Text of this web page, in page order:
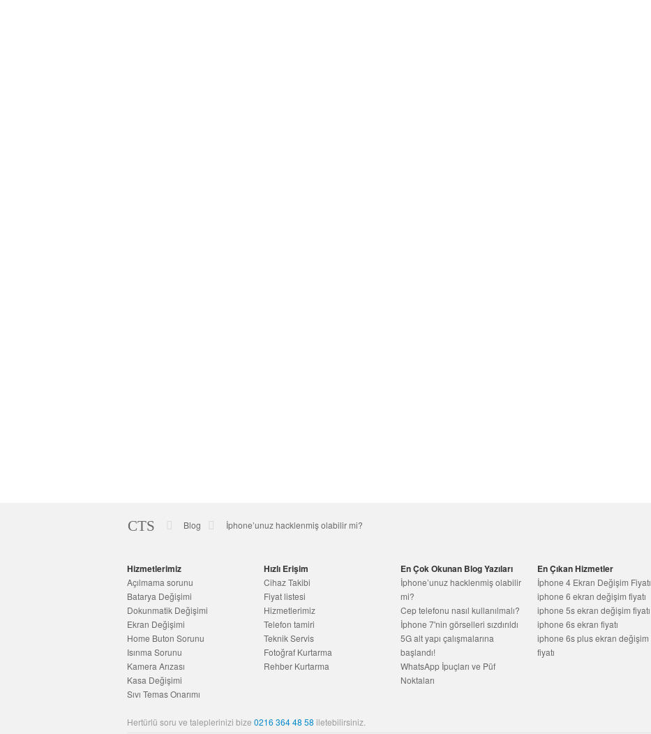
CTS
Cep
Blog İphone’unuz hacklenmiş olabilir mi?
Hizmetlerimiz
Açılmama sorunu
Batarya Değişimi
Dokunmatik Değişimi
Ekran Değişimi
Home Buton Sorunu
Isınma Sorunu
Kamera Arızası
Kasa Değişimi
Sıvı Temas Onarımı
Hızlı Erişim
Cihaz Takibi
Fiyat listesi
Hizmetlerimiz
Telefon tamiri
Teknik Servis
Fotoğraf Kurtarma
Rehber Kurtarma
En Çok Okunan Blog Yazıları
İphone’unuz hacklenmiş olabilir
mi?
Cep telefonu nasıl kullanılmalı?
İphone 7'nin görselleri sızdırıldı
5G alt yapı çalışmalarına
başlandı!
WhatsApp İpuçları ve Püf
Noktaları
En Çıkan Hizmetler
İphone 4 Ekran Değişim Fiyatı
iphone 6 ekran değişim fiyatı
iphone 5s ekran değişim fiyatı
iphone 6s ekran fiyatı
iphone 6s plus ekran değişim
fiyatı
Hertürlü soru ve taleplerinizi bize 0216 364 48 58 iletebilirsiniz.